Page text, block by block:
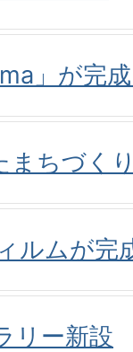
」が完
まちづく
ルムが完
リー新設